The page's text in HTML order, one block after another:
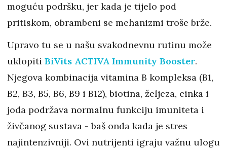
moguću podršku, jer kada je tijelo pod
pritiskom, obrambeni se mehanizmi troše brže.
Upravo tu se u našu svakodnevnu rutinu može
uklopiti BiVits ACTIVA Immunity Booster.
Njegova kombinacija vitamina B kompleksa (B1,
B2, B3, B5, B6, B9 i B12), biotina, željeza, cinka i
joda podržava normalnu funkciju imuniteta i
živčanog sustava - baš onda kada je stres
najintenzivniji. Ovi nutrijenti igraju važnu ulogu